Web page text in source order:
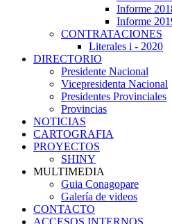
Informe
Informe
CONTRATACIONES
Literales i - 2020
DIRECTORIO
Presidente Nacional
Vicepresidenta Nacional
Presidentes Provinciales
Provincias
NOTICIAS
CARTOGRAFIA
PROYECTOS
SHINY
MULTIMEDIA
Guia Conagopare
Galería de videos
CONTACTO
ACCESOS INTERNOS